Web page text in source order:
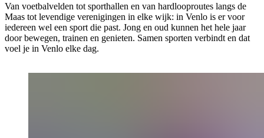
Van voetbalvelden tot sporthallen en van hardlooproutes langs de
Maas tot levendige verenigingen in elke wijk: in Venlo is er voor
iedereen wel een sport die past. Jong en oud kunnen het hele jaar
door bewegen, trainen en genieten. Samen sporten verbindt en dat
voel je in Venlo elke dag.